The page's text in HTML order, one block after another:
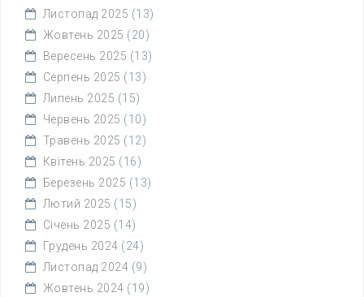
Листопад 2025 (13)
Жовтень 2025 (20)
Вересень 2025 (13)
Серпень 2025 (13)
Липень 2025 (15)
Червень 2025 (10)
Травень 2025 (12)
Квітень 2025 (16)
Березень 2025 (13)
Лютий 2025 (15)
Січень 2025 (14)
Грудень 2024 (24)
Листопад 2024 (9)
Жовтень 2024 (19)